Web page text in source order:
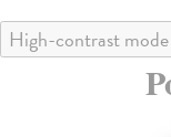
High-contrast mode